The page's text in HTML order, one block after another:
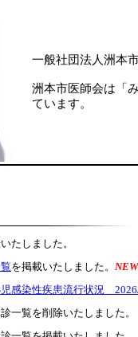
一般社団法人洲本
洲本市医師会は「
ています。
たしました。
を掲載いたしました。 NEW
感染性疾患流行状況
一覧を削除いたしました。